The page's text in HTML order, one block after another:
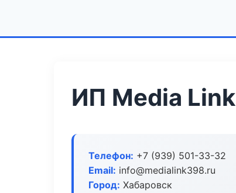
ИП Media Link
Телефон: +7 (939) 501-33-32
Email: info@medialink398.ru
Город: Хабаровск